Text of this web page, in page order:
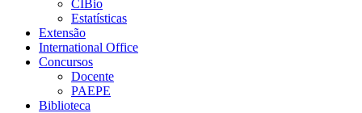
CIBio
Estatísticas
Extensão
International Office
Concursos
Docente
PAEPE
Biblioteca